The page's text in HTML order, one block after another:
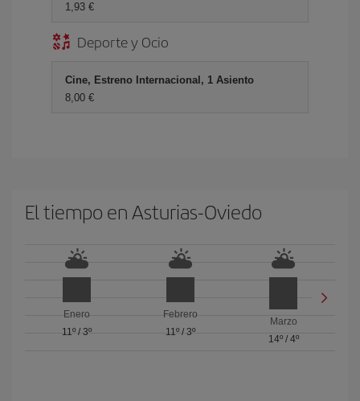
1,93 €
Deporte y Ocio
Cine, Estreno Internacional, 1 Asiento
8,00 €
El tiempo en Asturias-Oviedo
Enero
11º/ 3º
Febrero
11º/ 3º
Marzo
14º/ 4º